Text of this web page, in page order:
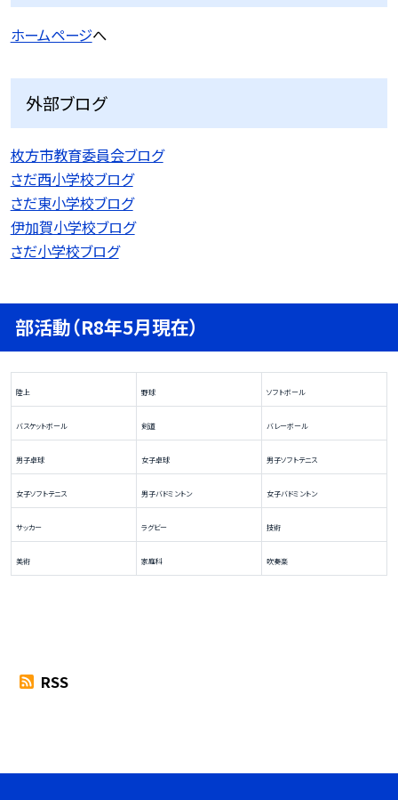
ホームページへ
外部ブログ
枚方市教育委員会ブログ
さだ西小学校ブログ
さだ東小学校ブログ
伊加賀小学校ブログ
さだ小学校ブログ
部活動（R8年5月現在）
陸上 野球 ソフトボール
バスケットボール 剣道 バレーボール
男子卓球 女子卓球 男子ソフトテニス
女子ソフトテニス 男子バドミントン 女子バドミントン
サッカー ラグビー 技術
美術 家庭科 吹奏楽
RSS